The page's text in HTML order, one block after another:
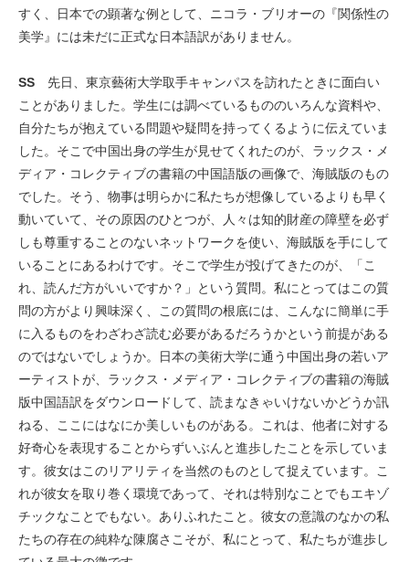
すく、日本での顕著な例として、ニコラ・ブリオーの『関係性の
美学』には未だに正式な日本語訳がありません。
SS 先日、東京藝術大学取手キャンパスを訪れたときに面白い
ことがありました。学生には調べているもののいろんな資料や、
自分たちが抱えている問題や疑問を持ってくるように伝えていま
した。そこで中国出身の学生が見せてくれたのが、ラックス・メ
ディア・コレクティブの書籍の中国語版の画像で、海賊版のもの
でした。そう、物事は明らかに私たちが想像しているよりも早く
動いていて、その原因のひとつが、人々は知的財産の障壁を必ず
しも尊重することのないネットワークを使い、海賊版を手にして
いることにあるわけです。そこで学生が投げてきたのが、「こ
れ、読んだ方がいいですか？」という質問。私にとってはこの質
問の方がより興味深く、この質問の根底には、こんなに簡単に手
に入るものをわざわざ読む必要があるだろうかという前提がある
のではないでしょうか。日本の美術大学に通う中国出身の若いア
ーティストが、ラックス・メディア・コレクティブの書籍の海賊
版中国語訳をダウンロードして、読まなきゃいけないかどうか訊
ねる、ここにはなにか美しいものがある。これは、他者に対する
好奇心を表現することからずいぶんと進歩したことを示していま
す。彼女はこのリアリティを当然のものとして捉えています。こ
れが彼女を取り巻く環境であって、それは特別なことでもエキゾ
チックなことでもない。ありふれたこと。彼女の意識のなかの私
たちの存在の純粋な陳腐さこそが、私にとって、私たちが進歩し